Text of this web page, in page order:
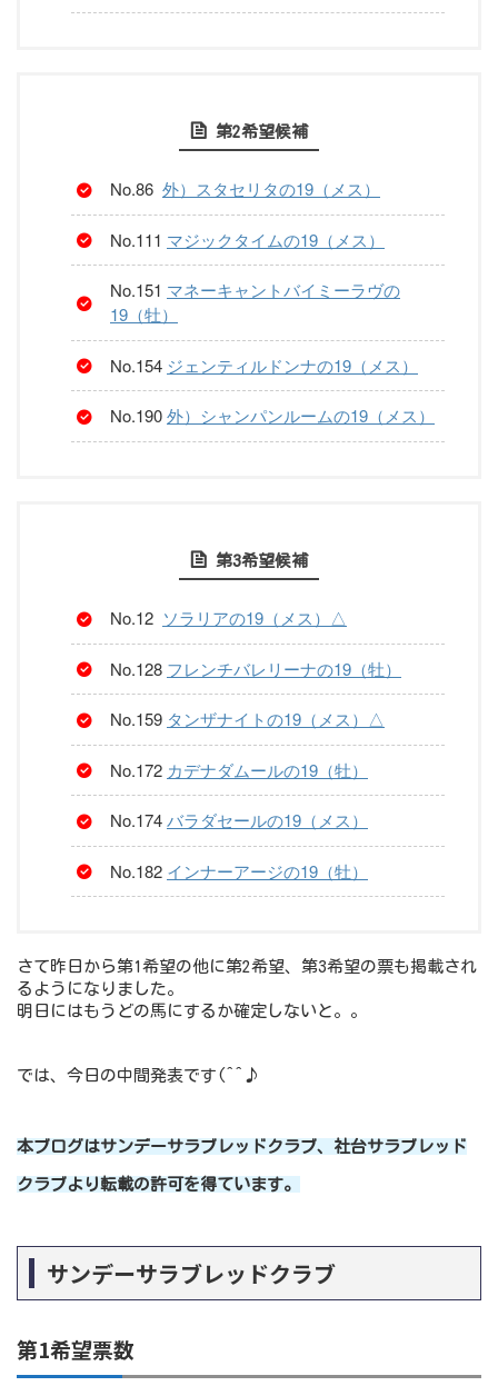
第2希望候補
No.86 外）スタセリタの19（メス）
No.111 マジックタイムの19（メス）
No.151 マネーキャントバイミーラヴの
19（牡）
No.154 ジェンティルドンナの19（メス）
No.190外）シャンパンルームの19（メス）
第3希望候補
No.12 ソラリアの19（メス）△
No.128 フレンチバレリーナの19（牡）
No.159 タンザナイトの19（メス）△
No.172 カデナダムールの19（牡）
No.174バラダセールの19（メス）
No.182 インナーアージの19（牡）
さて昨日から第1希望の他に第2希望、第3希望の票も掲載され
るようになりました。
明日にはもうどの馬にするか確定しないと。。
では、今日の中間発表です(^^♪
本ブログはサンデーサラブレッドクラブ、社台サラブレッド
クラブより転載の許可を得ています。
サンデーサラブレッドクラブ
第1希望票数